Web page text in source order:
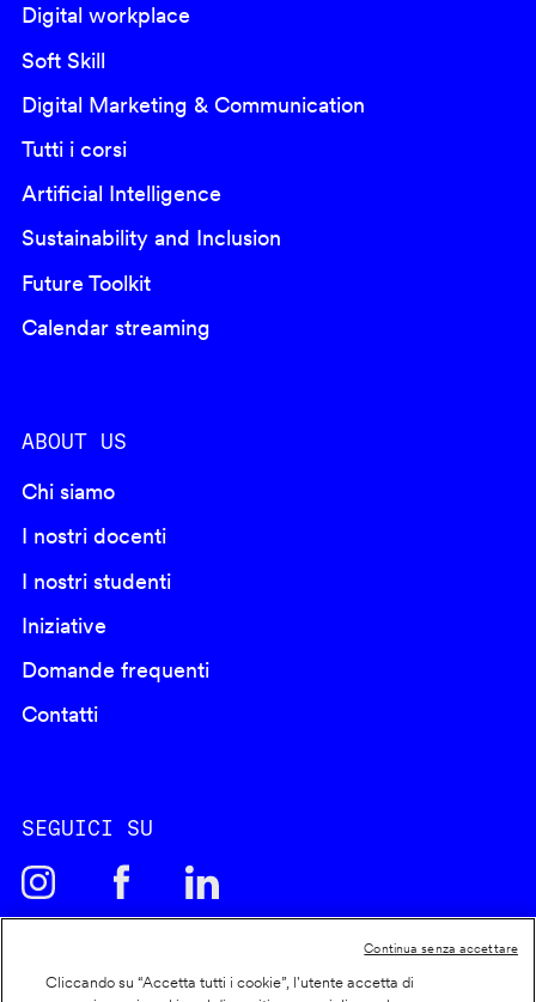
Digital workplace
Soft Skill
Digital Marketing & Communication
Tutti i corsi
Artificial Intelligence
Sustainability and Inclusion
Future Toolkit
Calendar streaming
ABOUT US
Chi siamo
I nostri docenti
I nostri studenti
Iniziative
Domande frequenti
Contatti
SEGUICI SU
Cliccando su “Accetta tutti i cookie”, l'utente accetta di
Continua senza accettare